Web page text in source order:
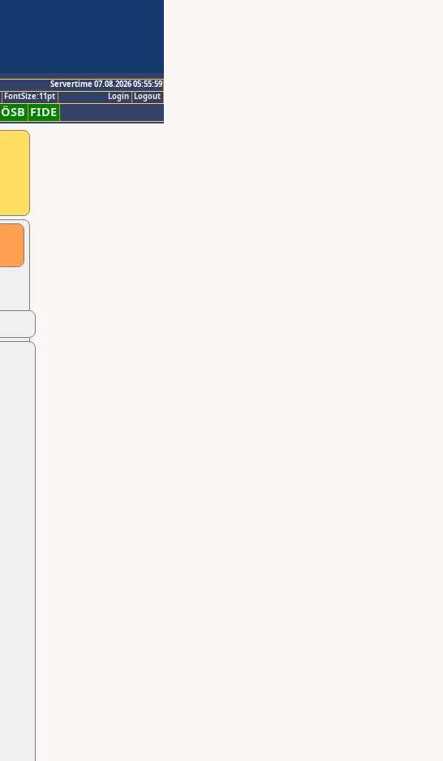
Servertime 07.08.2026 05:55:59
Logout
Login
FontSize:11pt
ÖSB FIDE